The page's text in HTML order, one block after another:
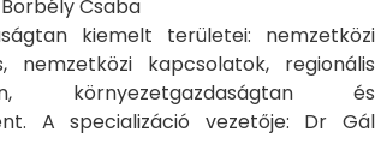
Csaba
kiemelt területei: nemzetközi
nemzetközi kapcsolatok, regionális
környezetgazdaságtan és
A specializáció vezetője: Dr Gál